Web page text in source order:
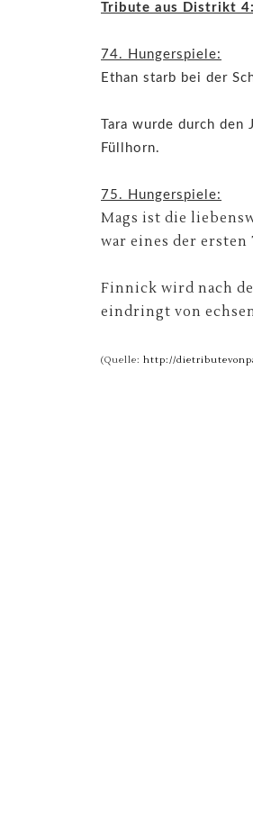
Tribute aus Distrikt 4:
74. Hungerspiele:
Ethan starb bei der
Tara wurde durch
Füllhorn.
75. Hungerspiele:
Mags ist die
war eines der
Finnick wird nach
eindringt von
(Quelle: http://